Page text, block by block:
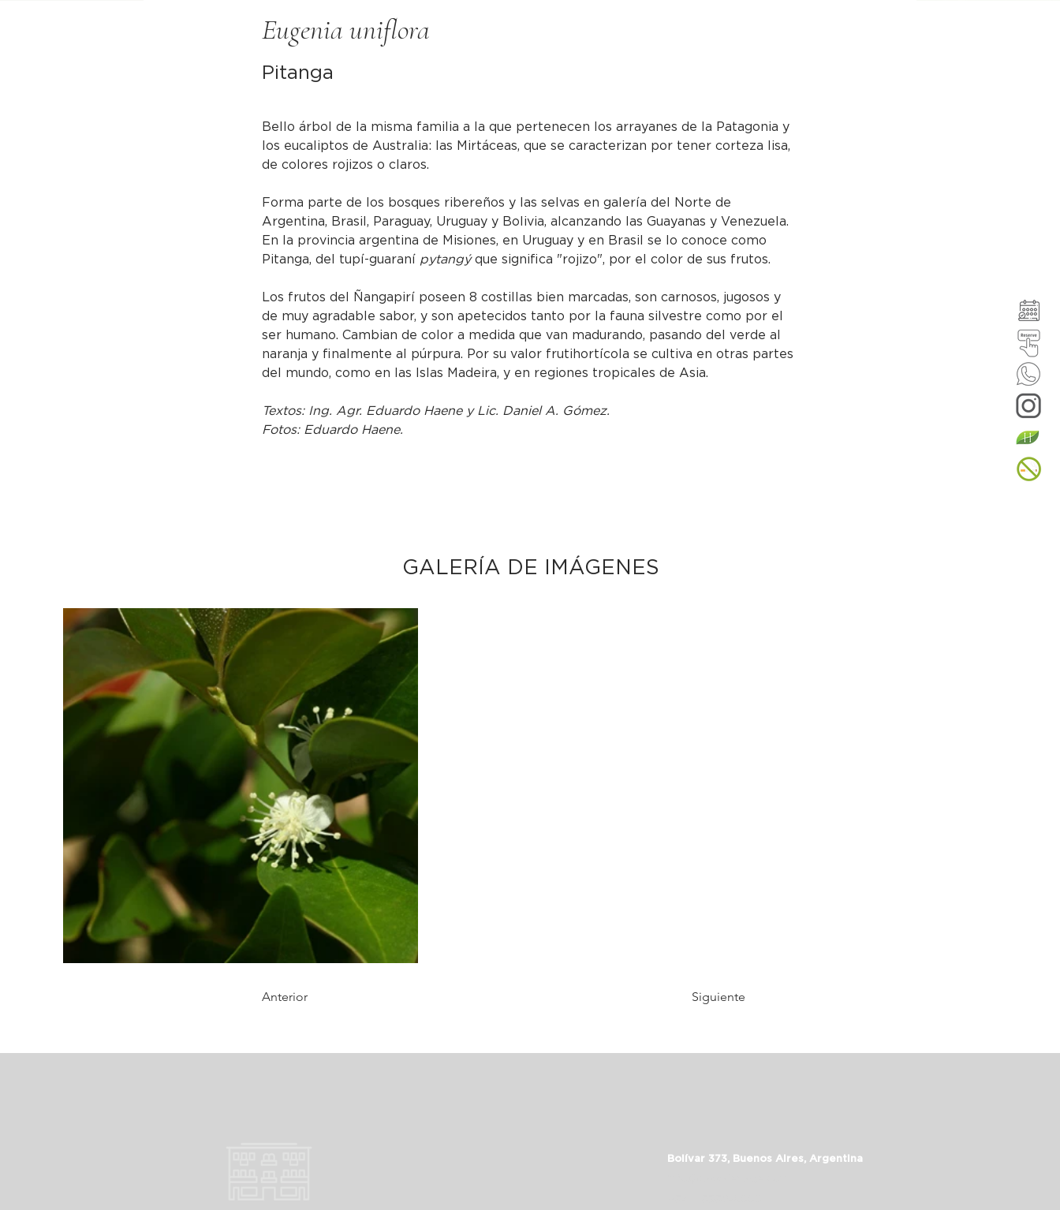
Eugenia uniflora
Pitanga
Bello árbol de la misma familia a la que pertenecen los arrayanes de la Patagonia y
los eucaliptos de Australia: las Mirtáceas, que se caracterizan por tener corteza lisa,
de colores rojizos o claros.
Forma parte de los bosques ribereños y las selvas en galería del Norte de
Argentina, Brasil, Paraguay, Uruguay y Bolivia, alcanzando las Guayanas y Venezuela.
En la provincia argentina de Misiones, en Uruguay y en Brasil se lo conoce como
Pitanga, del tupí-guaraní pytangý que significa "rojizo", por el color de sus frutos.
Los frutos del Ñangapirí poseen 8 costillas bien marcadas, son carnosos, jugosos y
de muy agradable sabor, y son apetecidos tanto por la fauna silvestre como por el
ser humano. Cambian de color a medida que van madurando, pasando del verde al
naranja y finalmente al púrpura. Por su valor frutihortícola se cultiva en otras partes
del mundo, como en las Islas Madeira, y en regiones tropicales de Asia.
Textos: Ing. Agr. Eduardo Haene y Lic. Daniel A. Gómez.
Fotos: Eduardo Haene.
GALERÍA DE IMÁGENES
Anterior Siguiente
Bolívar 373, Buenos Aires, Argentina